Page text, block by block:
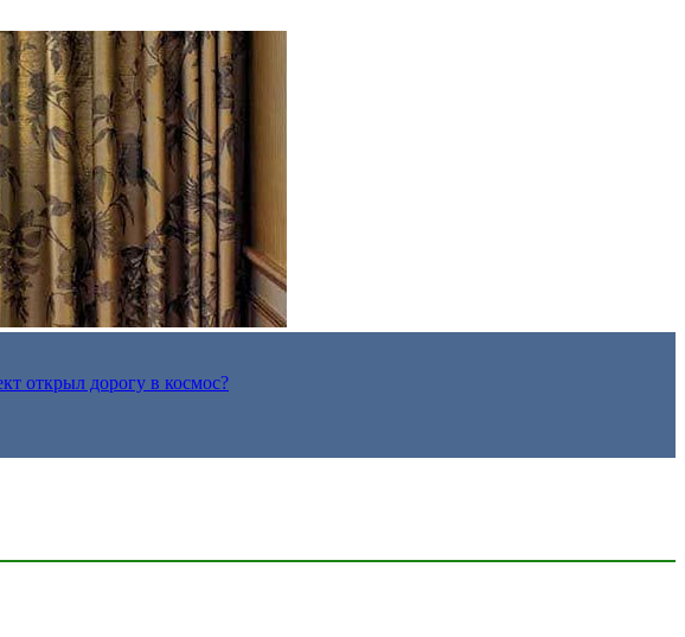
открыл дорогу в космос?